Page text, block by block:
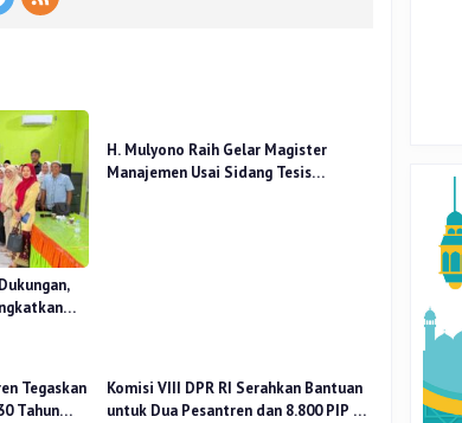
H. Mulyono Raih Gelar Magister
Manajemen Usai Sidang Tesis
Tegaskan
Tahun
Komisi VIII DPR RI Serahkan Bantuan
untuk Dua Pesantren dan 8.800 PIP di